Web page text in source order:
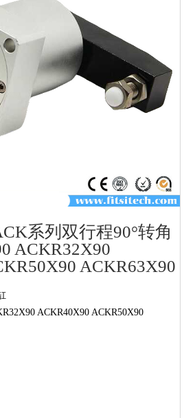
系列双行程90°转角
ACKR32X90
ACKR63X90
ACKR40X90 ACKR50X90